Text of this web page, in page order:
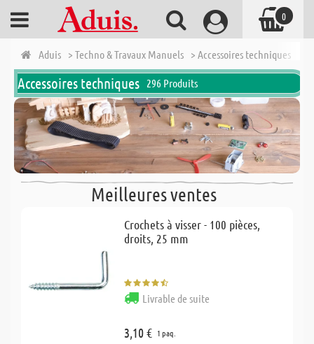
Aduis > Techno & Travaux Manuels > Accessoires techniques
Accessoires techniques 296 Produits
Meilleures ventes
Crochets à visser - 100 pièces,
droits, 25 mm
Livrable de suite
3,10 € 1 paq.
0